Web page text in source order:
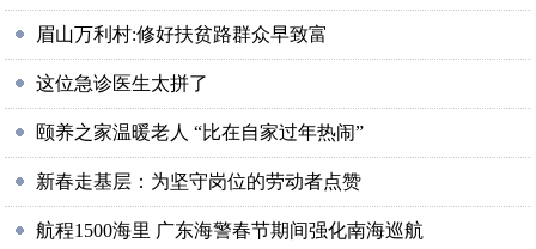
眉山万利村:修好扶贫路群众早致富
这位急诊医生太拼了
颐养之家温暖老人 “比在自家过年热闹”
新春走基层：为坚守岗位的劳动者点赞
航程1500海里 广东海警春节期间强化南海巡航